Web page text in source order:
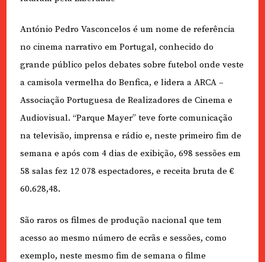
António Pedro Vasconcelos é um nome de referência
no cinema narrativo em Portugal, conhecido do
grande público pelos debates sobre futebol onde veste
a camisola vermelha do Benfica, e lidera a ARCA –
Associação Portuguesa de Realizadores de Cinema e
Audiovisual. “Parque Mayer” teve forte comunicação
na televisão, imprensa e rádio e, neste primeiro fim de
semana e após com 4 dias de exibição, 698 sessões em
58 salas fez 12 078 espectadores, e receita bruta de €
60.628,48.
São raros os filmes de produção nacional que tem
acesso ao mesmo número de ecrãs e sessões, como
exemplo, neste mesmo fim de semana o filme